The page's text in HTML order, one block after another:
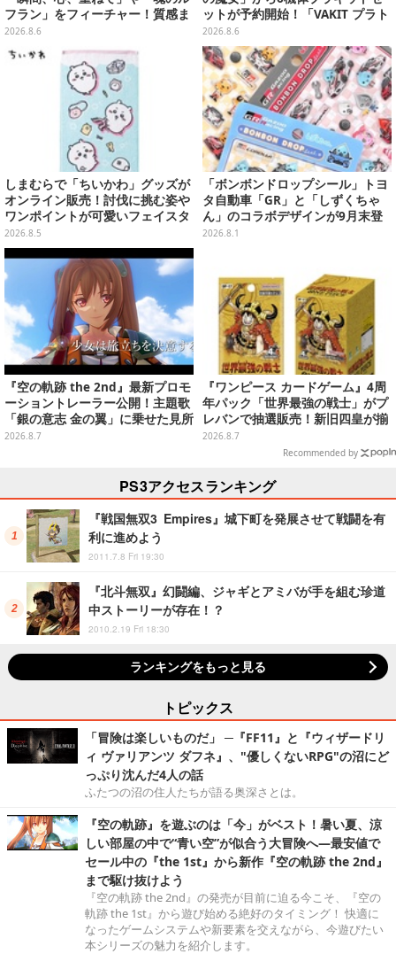
フラン」をフィーチャー！質感ま
でこだわった高級Tシャツが8月7
日発売
2026.8.6
ットが予約開始！「VAKIT プラト
ーン」第1弾、各部関節可動仕様
2026.8.6
しまむらで「ちいかわ」グッズが
オンライン販売！討伐に挑む姿や
ワンポイントが可愛いフェイスタ
オル、バスマットなど全14種
2026.8.5
「ボンボンドロップシール」トヨ
タ自動車「GR」と「しずくちゃ
ん」のコラボデザインが9月末登
場！くま吉らも描かれた全4柄
2026.8.1
『空の軌跡 the 2nd』最新プロモ
ーショントレーラー公開！主題歌
「銀の意志 金の翼」に乗せた見所
満載の映像に
2026.8.7
『ワンピース カードゲーム』4周
年パック「世界最強の戦士」がプ
レバンで抽選販売！新旧四皇が揃
い踏み、刃牙作者が描く「カイド
2026.8.7
Recommended by
PS3アクセスランキング
『戦国無双3 Empires』城下町を発展させて戦闘を有
利に進めよう
2011.7.8 Fri 19:30
『北斗無双』幻闘編、ジャギとアミバが手を組む珍道
中ストーリーが存在！？
2010.2.19 Fri 18:30
ランキングをもっと見る
トピックス
「冒険は楽しいものだ」 ─『FF11』と『ウィザードリ
ィ ヴァリアンツ ダフネ』、"優しくないRPG"の沼にど
っぷり沈んだ4人の話
ふたつの沼の住人たちが語る奥深さとは。
『空の軌跡』を遊ぶのは「今」がベスト！暑い夏、涼
しい部屋の中で“青い空”が似合う大冒険へ―最安値で
セール中の『the 1st』から新作『空の軌跡 the 2nd』
まで駆け抜けよう
『空の軌跡 the 2nd』の発売が目前に迫る今こそ、『空の
軌跡 the 1st』から遊び始める絶好のタイミング！ 快適に
なったゲームシステムや新要素を交えながら、今遊びたい
本シリーズの魅力を紹介します。